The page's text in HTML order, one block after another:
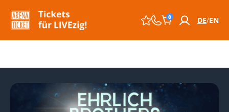
0 DE EN